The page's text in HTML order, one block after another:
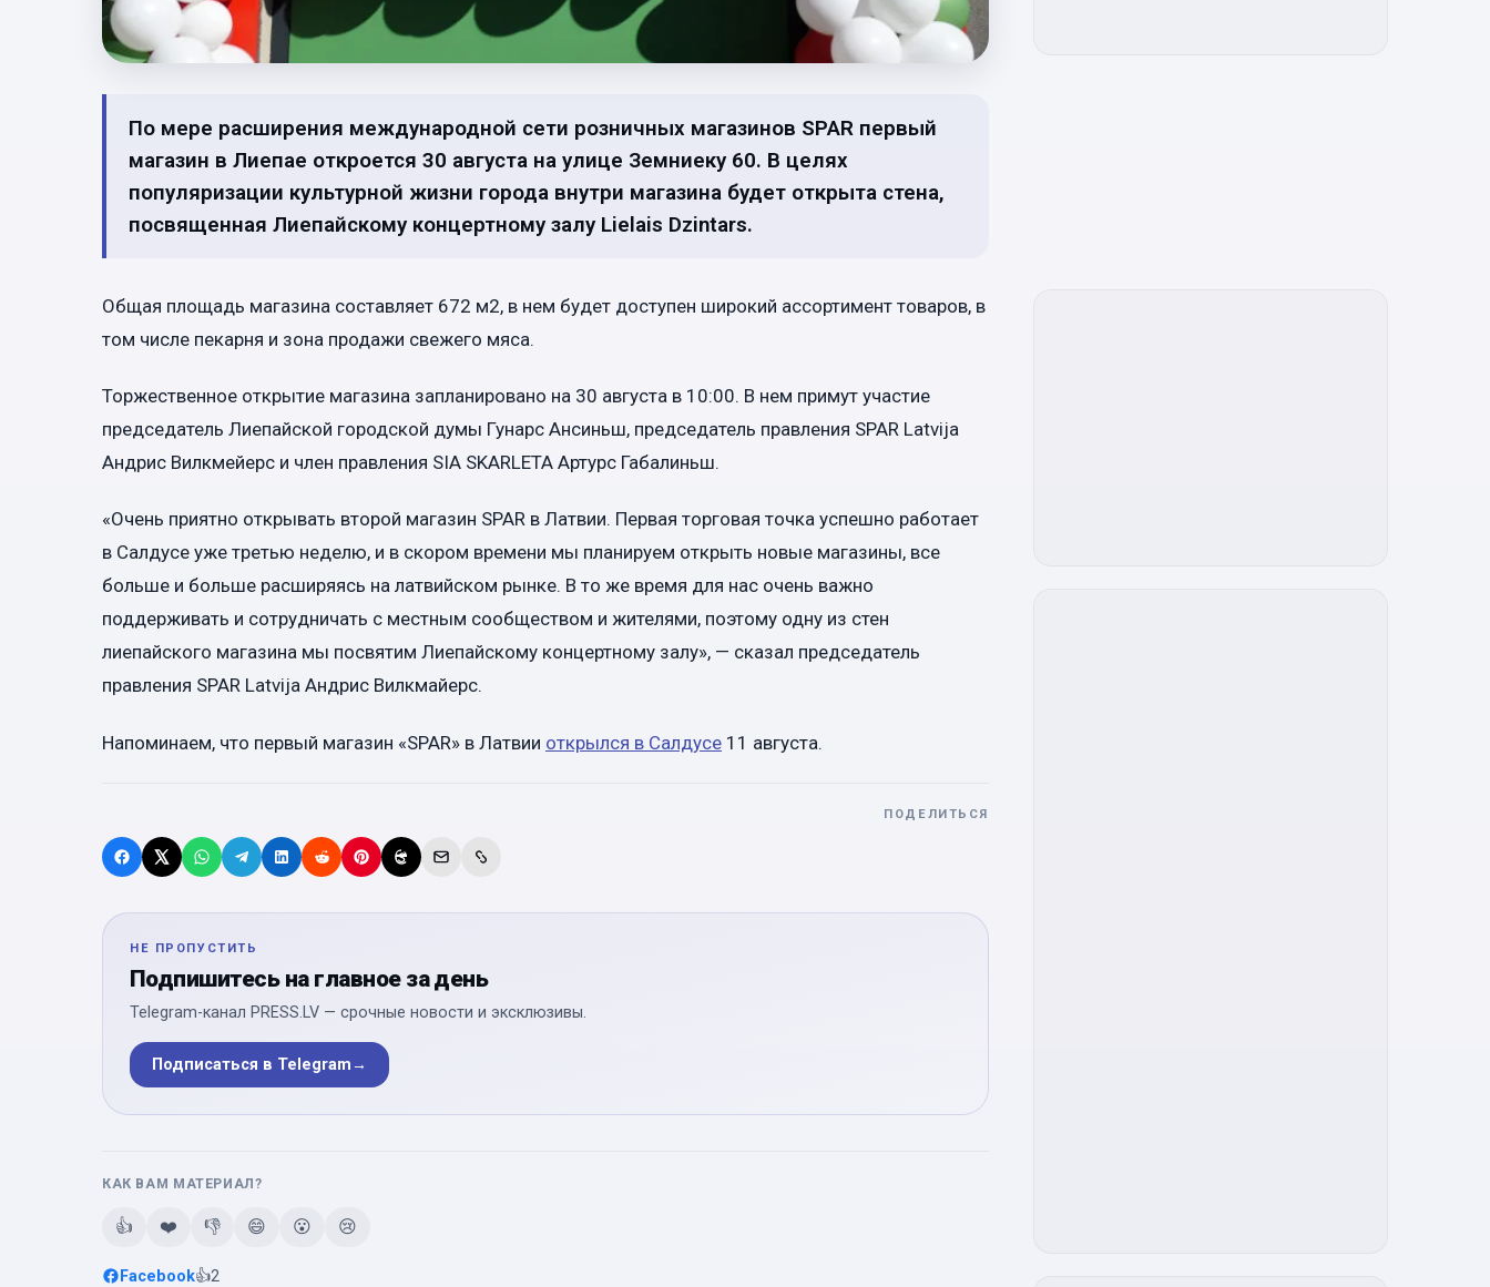
По мере расширения международной сети розничных магазинов SPAR первый
магазин в Лиепае откроется 30 августа на улице Земниеку 60. В целях
популяризации культурной жизни города внутри магазина будет открыта стена,
посвященная Лиепайскому концертному залу Lielais Dzintars.
Общая площадь магазина составляет 672 м2, в нем будет доступен широкий ассортимент товаров, в
том числе пекарня и зона продажи свежего мяса.
Торжественное открытие магазина запланировано на 30 августа в 10:00. В нем примут участие
председатель Лиепайской городской думы Гунарс Ансиньш, председатель правления SPAR Latvija
Андрис Вилкмейерс и член правления SIA SKARLETA Артурс Габалиньш.
«Очень приятно открывать второй магазин SPAR в Латвии. Первая торговая точка успешно работает
в Салдусе уже третью неделю, и в скором времени мы планируем открыть новые магазины, все
больше и больше расширяясь на латвийском рынке. В то же время для нас очень важно
поддерживать и сотрудничать с местным сообществом и жителями, поэтому одну из стен
лиепайского магазина мы посвятим Лиепайскому концертному залу», — сказал председатель
правления SPAR Latvija Андрис Вилкмайерс.
Напоминаем, что первый магазин «SPAR» в Латвии открылся в Салдусе 11 августа.
ПОДЕЛИТЬСЯ
НЕ ПРОПУСТИТЬ
Подпишитесь на главное за день
Telegram-канал PRESS.LV — срочные новости и эксклюзивы.
Подписаться в Telegram→
КАК ВАМ МАТЕРИАЛ?
👍 ❤️ 👎 😄 😮 😢
Facebook👍2